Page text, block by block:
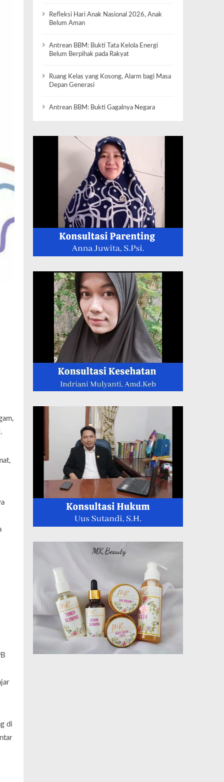
di
Refleksi Hari Anak Nasional 2026, Anak
Belum Aman
Antrean BBM: Bukti Tata Kelola Energi
Belum Berpihak pada Rakyat
Ruang Kelas yang Kosong, Alarm bagi Masa
Depan Generasi
Antrean BBM: Bukti Gagalnya Negara